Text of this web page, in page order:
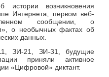
истории возникновения
Интернета, первом веб-
сообщении, о
о необычных фактах об
данных.
ЗИ-21, ЗИ-31, будущие
приняли активное
«Цифровой» диктант.